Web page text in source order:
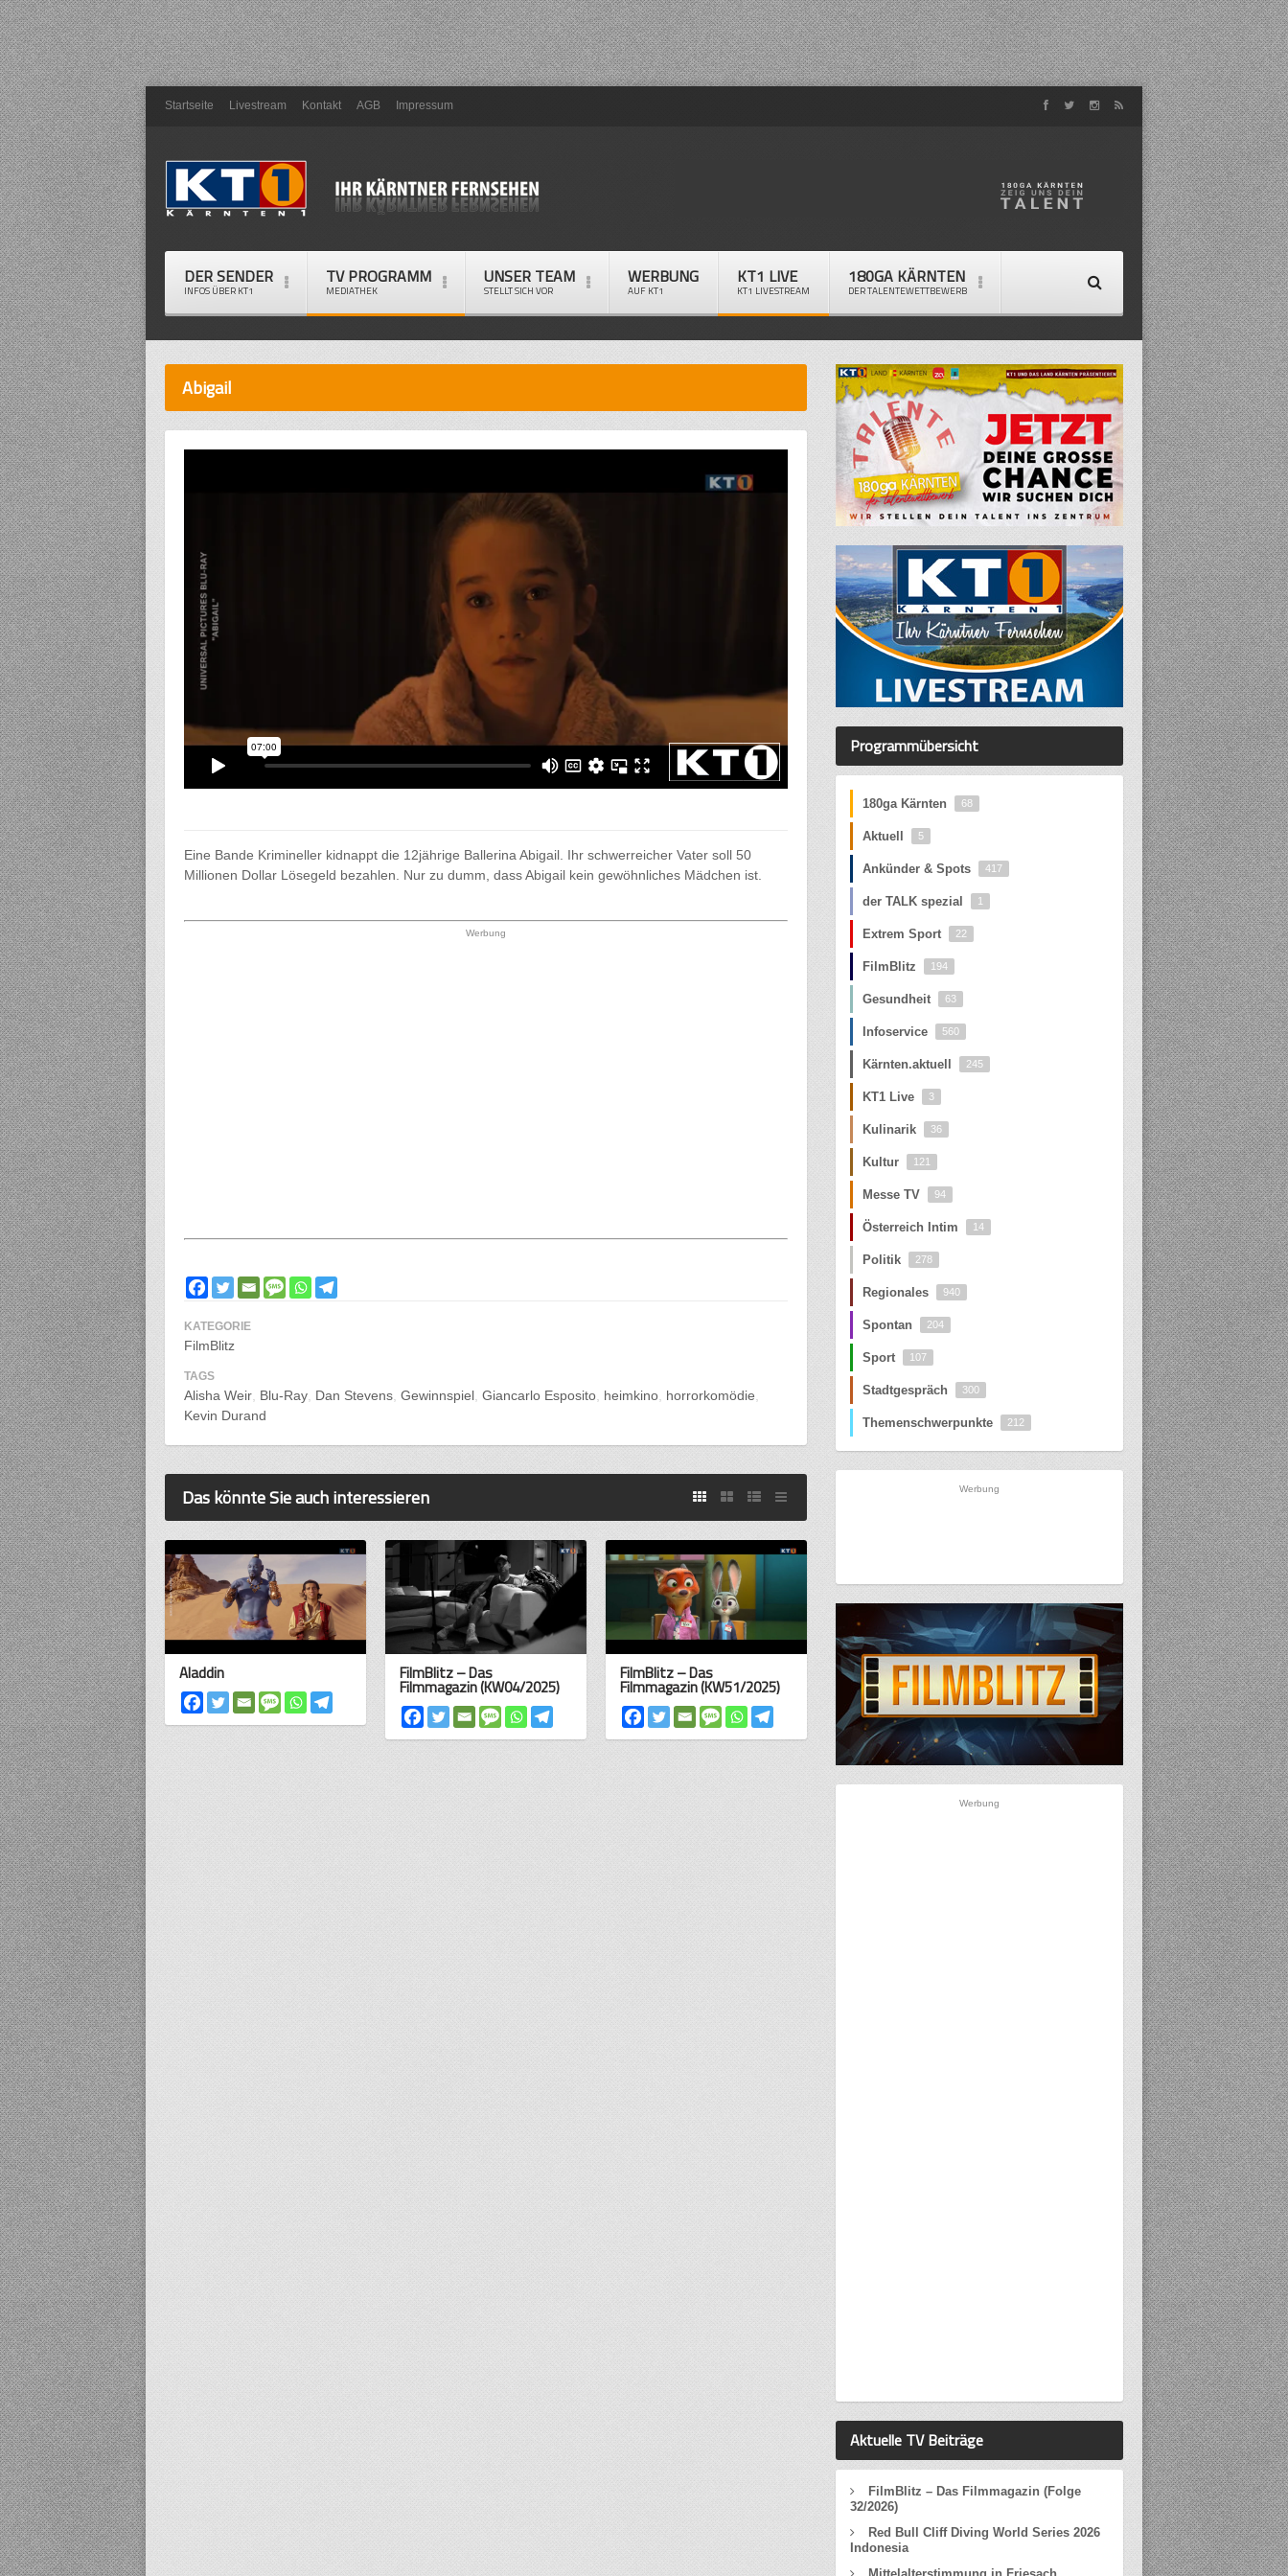
Startseite Livestream Kontakt AGB Impressum
DER SENDER
INFOS ÜBER KT1
TV PROGRAMM
MEDIATHEK
UNSER TEAM
STELLT SICH VOR
WERBUNG
AUF KT1
KT1 LIVE
KT1 LIVESTREAM
180GA KÄRNTEN
DER TALENTEWETTBEWERB
Abigail
Eine Bande Krimineller kidnappt die 12jährige Ballerina Abigail. Ihr schwerreicher Vater soll 50
Millionen Dollar Lösegeld bezahlen. Nur zu dumm, dass Abigail kein gewöhnliches Mädchen ist.
Werbung
KATEGORIE
FilmBlitz
TAGS
Alisha Weir Blu-Ray Dan Stevens Gewinnspiel Giancarlo Esposito heimkino horrorkomödie
Kevin Durand
Das könnte Sie auch interessieren
Aladdin FilmBlitz – Das
Filmmagazin (KW04/2025)
FilmBlitz – Das
Filmmagazin (KW51/2025)
Programmübersicht
180ga Kärnten 68
Aktuell 5
Ankünder & Spots 417
der TALK spezial 1
Extrem Sport 22
FilmBlitz 194
Gesundheit 63
Infoservice 560
Kärnten.aktuell 245
KT1 Live 3
Kulinarik 36
Kultur 121
Messe TV 94
Österreich Intim 14
Politik 278
Regionales 940
Spontan 204
Sport 107
Stadtgespräch 300
Themenschwerpunkte 212
Werbung
Werbung
Aktuelle TV Beiträge
FilmBlitz – Das Filmmagazin (Folge
32/2026)
Red Bull Cliff Diving World Series 2026
Indonesia